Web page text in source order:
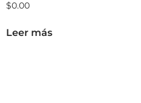
$0.00
Leer más